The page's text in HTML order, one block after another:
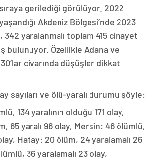
gerilediği görülüyor. 2022
yaşandığı Akdeniz Bölgesi’nde 2023
342 yaralanmalı toplam 415 cinayet
bulunuyor. Özellikle Adana ve
civarında düşüşler dikkat
sayıları ve ölü-yaralı durumu şöyle:
134 yaralının olduğu 171 olay,
65 yaralı 96 olay, Mersin: 46 ölümlü,
Hatay: 20 ölüm, 24 yaralamalı 26
36 yaralamalı 23 olay,